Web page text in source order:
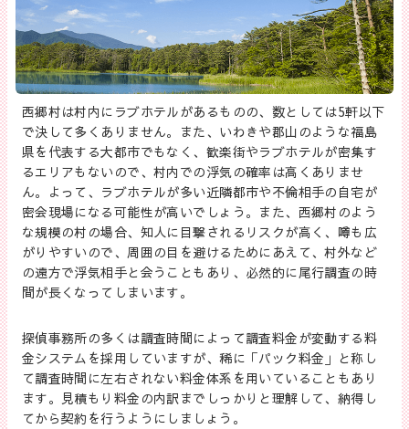
西郷村は村内にラブホテルがあるものの、数としては5軒以下
で決して多くありません。また、いわきや郡山のような福島
県を代表する大都市でもなく、歓楽街やラブホテルが密集す
るエリアもないので、村内での浮気の確率は高くありませ
ん。よって、ラブホテルが多い近隣都市や不倫相手の自宅が
密会現場になる可能性が高いでしょう。また、西郷村のよう
な規模の村の場合、知人に目撃されるリスクが高く、噂も広
がりやすいので、周囲の目を避けるためにあえて、村外など
の遠方で浮気相手と会うこともあり、必然的に尾行調査の時
間が長くなってしまいます。
探偵事務所の多くは調査時間によって調査料金が変動する料
金システムを採用していますが、稀に「パック料金」と称し
て調査時間に左右されない料金体系を用いていることもあり
ます。見積もり料金の内訳までしっかりと理解して、納得し
てから契約を行うようにしましょう。